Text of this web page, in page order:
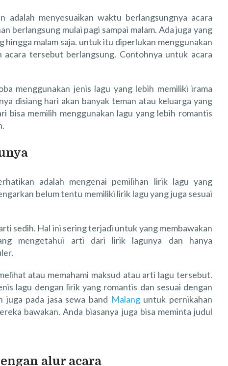
adalah menyesuaikan waktu berlangsungnya acara
berlangsung mulai pagi sampai malam. Ada juga yang
hingga malam saja. untuk itu diperlukan menggunakan
acara tersebut berlangsung. Contohnya untuk acara
menggunakan jenis lagu yang lebih memiliki irama
disiang hari akan banyak teman atau keluarga yang
bisa memilih menggunakan lagu yang lebih romantis
adalah mengenai pemilihan lirik lagu yang
belum tentu memiliki lirik lagu yang juga sesuai
sedih. Hal ini sering terjadi untuk yang membawakan
mengetahui arti dari lirik lagunya dan hanya
atau memahami maksud atau arti lagu tersebut.
lagu dengan lirik yang romantis dan sesuai dengan
juga pada jasa sewa band Malanguntuk pernikahan
bawakan. Anda biasanya juga bisa meminta judul
alur acara